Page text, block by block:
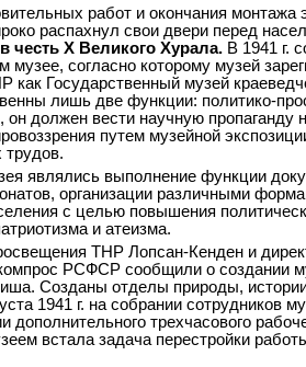
работ и окончания монтажа
распахнул свои двери перед
честь X Великого Хурала. В 1941 г.
музее, согласно которому музей
как Государственный музей
лишь две функции: политико-
он должен вести научную пропаганду
путем музейной
трудов.
являлись выполнение функции
организации различными
с целью повышения
и атеизма.
ТНР Лопсан-Кенден и
РСФСР сообщили о создании
Созданы отделы природы,
1941 г. на собрании сотрудников
дополнительного трехчасового
встала задача перестройки